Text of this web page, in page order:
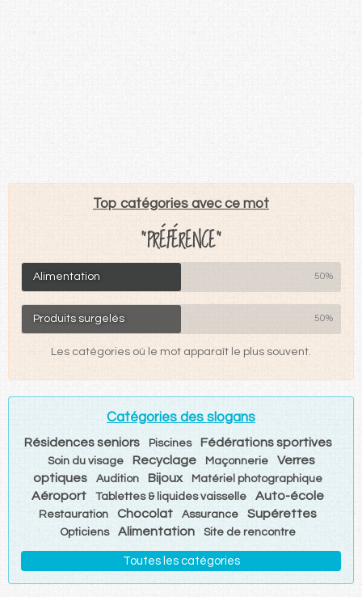
Top catégories avec ce mot
"PRÉFÉRENCE"
Alimentation 50%
Produits surgelés 50%
Les catégories où le mot apparaît le plus souvent.
Catégories des slogans
Résidences seniors Piscines Fédérations sportives
Soin du visage Recyclage Maçonnerie
Verres
optiques
Audition Bijoux Matériel photographique
Aéroport Tablettes & liquides vaisselle Auto-école
Restauration Chocolat Assurance Supérettes
Opticiens Alimentation Site de rencontre
Toutes les catégories